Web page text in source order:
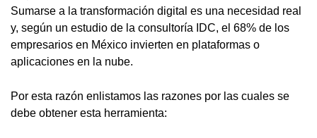
Sumarse a la transformación digital es una necesidad real
y, según un estudio de la consultoría IDC, el 68% de los
empresarios en México invierten en plataformas o
aplicaciones en la nube.
Por esta razón enlistamos las razones por las cuales se
debe obtener esta herramienta: